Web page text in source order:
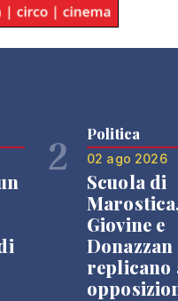
2 Politica
02 ago 2026
Scuola di
Giovine e
Donazzan
replicano